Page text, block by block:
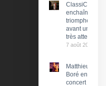
ClassiCahors
enchaîne les
triomphes
avant un final
très attendu
7 août 2026
Matthieu
Boré en
concert